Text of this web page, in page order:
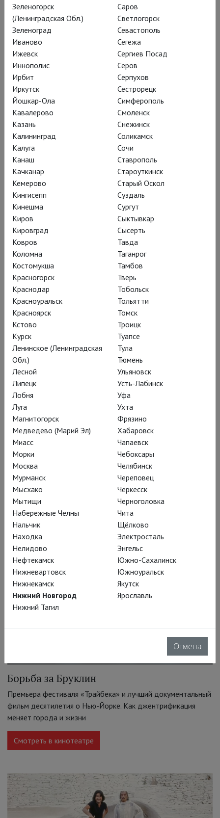
живой истории человеческих идей и судеб.
фильмы программы объединяет стремление
понять, как пространство влияет на человека и
как человек меняет пространство вокруг себя.
Все фильмы демонстрируются на языке
оригинала с русскими субтитрами.
Большая арка
«Особый взгляд» Каннского кинофестиваля, «Люмьер» и
«Сезар»: Клас Банг и Ксавье Долан в архитектурной драме
о творческих амбициях и политических играх
Смотреть в кинотеатре
Борьба за Бруклин
Премьера фестиваля «Трайбека» и лучший документальный
фильм десятилетия о Нью-Йорке. Как джентрификация
меняет города и жизни
Смотреть в кинотеатре
Зеленогорск
(Ленинградская Обл.)
Зеленоград
Иваново
Ижевск
Иннополис
Ирбит
Иркутск
Йошкар-Ола
Кавалерово
Казань
Калининград
Калуга
Канаш
Качканар
Кемерово
Кингисепп
Кинешма
Киров
Кировград
Ковров
Коломна
Костомукша
Красногорск
Краснодар
Красноуральск
Красноярск
Кстово
Курск
Ленинское (Ленинградская
Обл.)
Лесной
Липецк
Лобня
Луга
Магнитогорск
Медведево (Марий Эл)
Миасс
Морки
Москва
Мурманск
Мысхако
Мытищи
Набережные Челны
Нальчик
Находка
Нелидово
Нефтекамск
Нижневартовск
Нижнекамск
Нижний Новгород
Нижний Тагил
Саров
Светлогорск
Севастополь
Сегежа
Сергиев Посад
Серов
Серпухов
Сестрорецк
Симферополь
Смоленск
Снежинск
Соликамск
Сочи
Ставрополь
Староуткинск
Старый Оскол
Суздаль
Сургут
Сыктывкар
Сысерть
Тавда
Таганрог
Тамбов
Тверь
Тобольск
Тольятти
Томск
Троицк
Туапсе
Тула
Тюмень
Ульяновск
Усть-Лабинск
Уфа
Ухта
Фрязино
Хабаровск
Чапаевск
Чебоксары
Челябинск
Череповец
Черкесск
Черноголовка
Чита
Щёлково
Электросталь
Энгельс
Южно-Сахалинск
Южноуральск
Якутск
Ярославль
Отмена